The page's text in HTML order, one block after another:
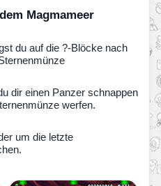
Magmameer
du auf die ?-Blöcke nach
dir einen Panzer schnappen
werfen.
um die letzte